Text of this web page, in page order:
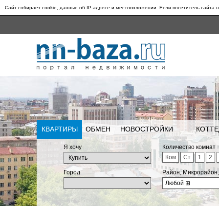
Сайт собирает cookie, данные об IP-адресе и местоположении. Если посетитель сайта
КВАРТИРЫ ОБМЕН НОВОСТРОЙКИ
Я хочу
Количество комнат
Ком
Ст 1 2
Город
Район,
Любой ⊞